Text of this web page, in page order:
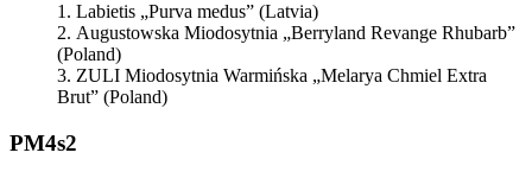
Labietis „Purva medus” (Latvia)
Augustowska Miodosytnia „Berryland Revange Rhubarb”
(Poland)
ZULI Miodosytnia Warmińska „Melarya Chmiel Extra
Brut” (Poland)
PM4s2